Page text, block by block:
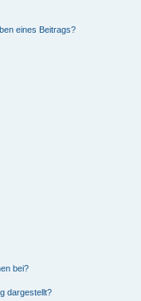
eines Beitrags?
bei?
dargestellt?